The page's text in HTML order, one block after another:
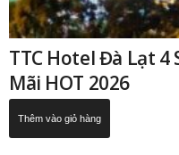
TTC Hotel Đà Lạt 4
Mãi HOT 2026
Thêm vào giỏ hàng